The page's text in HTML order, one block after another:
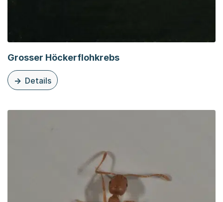
Grosser Höckerflohkrebs
Details
zu dieser Organisationsseite: Grosser Höckerflohkrebs